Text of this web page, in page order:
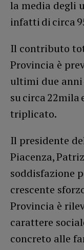
la media degli
infatti di circa
Il contributo
Provincia è
ultimi due
su circa 22mila
triplicato.
Il presidente
Piacenza,
soddisfazione
crescente
Provincia è
carattere
concreto alle